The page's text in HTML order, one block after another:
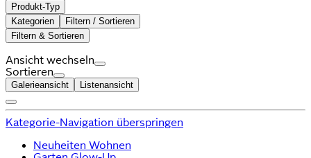
Produkt-Typ
Kategorien
Filtern / Sortieren
Filtern & Sortieren
Ansicht wechseln
Sortieren
Galerieansicht Listenansicht
Kategorie-Navigation überspringen
Neuheiten Wohnen